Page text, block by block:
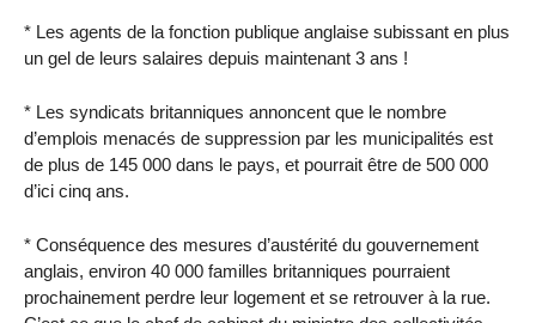
* Les agents de la fonction publique anglaise subissant en plus
un gel de leurs salaires depuis maintenant 3 ans !
* Les syndicats britanniques annoncent que le nombre
d’emplois menacés de suppression par les municipalités est
de plus de 145 000 dans le pays, et pourrait être de 500 000
d’ici cinq ans.
* Conséquence des mesures d’austérité du gouvernement
anglais, environ 40 000 familles britanniques pourraient
prochainement perdre leur logement et se retrouver à la rue.